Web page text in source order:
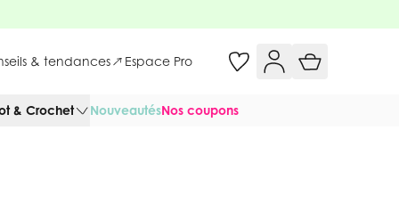
& tendances Espace Pro
& Crochet NouveautésNos coupons